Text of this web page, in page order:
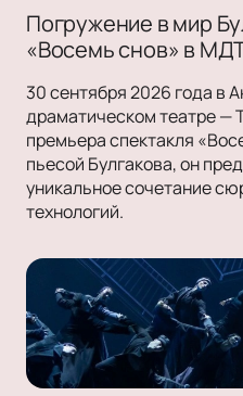
Погружение в мир
«Восемь снов» в
30 сентября 2026 года в
драматическом театре —
премьера спектакля
пьесой Булгакова, он
уникальное сочетание
технологий.